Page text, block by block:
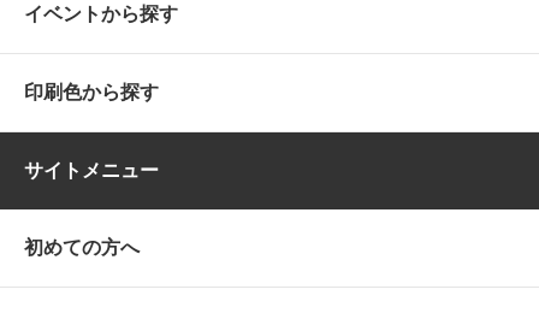
イベントから探す
印刷色から探す
サイトメニュー
初めての方へ